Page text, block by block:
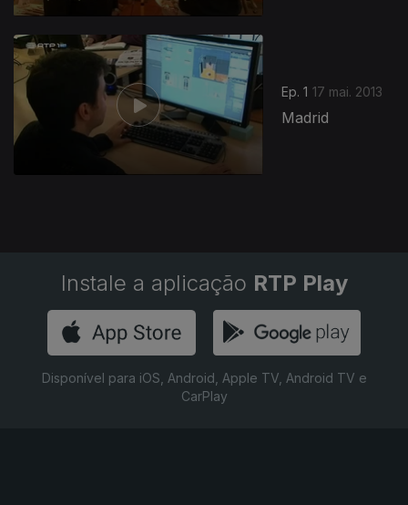
Ep. 1 17 mai. 2013
Madrid
123649
Instale a aplicação RTP Play
Disponível para iOS, Android, Apple TV, Android TV e
CarPlay